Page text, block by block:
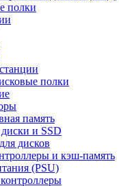
полки
полки
память
и SSD
дисков
и кэш-память
(PSU)